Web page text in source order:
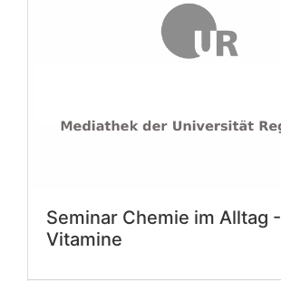
Seminar Chemie im Alltag -
Vitamine